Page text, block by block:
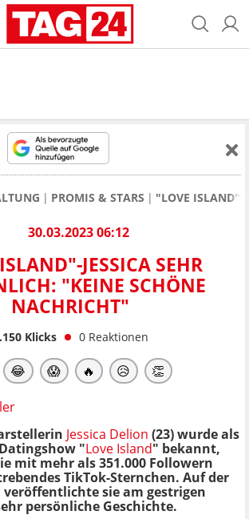
PROMIS & STARS "LOVE ISLAND"-
30.03.2023 06:12
JESSICA SEHR
"KEINE SCHÖNE
NACHRICHT"
Klicks 0 Reaktionen
😂 😱 🔥 😥 👏
Jessica Delion (23) wurde als
"Love Island" bekannt,
mit mehr als 351.000 Followern
TikTok-Sternchen. Auf der
sie am gestrigen
persönliche Geschichte.